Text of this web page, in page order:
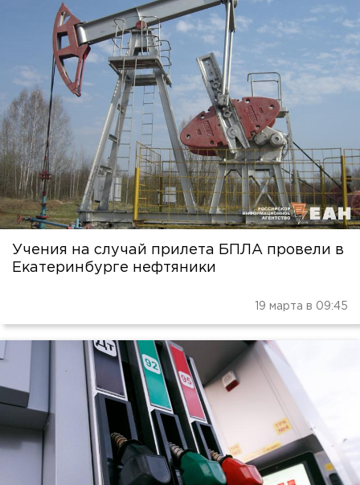
Учения на случай прилета БПЛА провели в
Екатеринбурге нефтяники
19 марта в 09:45